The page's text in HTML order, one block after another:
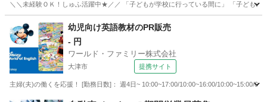
＼＼未経験ＯＫ！しゅふ活躍中★／／ 「子どもが学校に行っている間に」 「子ども
滋賀 彦根市 コンビニ
幼児向け英語教材のPR販売
- 円
ワールド・ファミリー株式会社
大津市 提携サイト
主婦(夫)の働くを応援！ [勤務日数]： 週4日~ 10:00~17:00/10:00~16:00/10:00~15:00/